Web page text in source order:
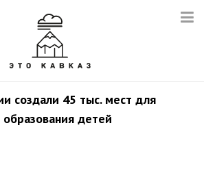
создали 45 тыс. мест для
детей